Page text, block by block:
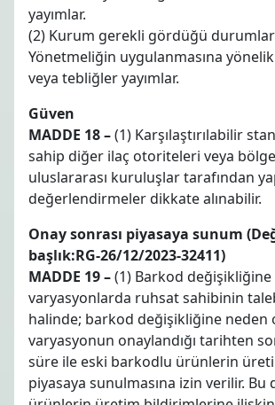
yayımlar.
(2) Kurum gerekli gördüğü
Yönetmeliğin uygulanmasına
veya tebliğler yayımlar.
Güven
MADDE 18 –(1) Karşılaştırılabilir
sahip diğer ilaç otoriteleri veya
uluslararası kuruluşlar tarafından
değerlendirmeler dikkate alınabilir.
Onay sonrası piyasaya sunum
başlık:RG-26/12/2023-32411)
MADDE 19 –(1) Barkod
varyasyonlarda ruhsat sahibinin
halinde; barkod değişikliğine neden
varyasyonun onaylandığı tarihten
süre ile eski barkodlu ürünlerin
piyasaya sunulmasına izin verilir.